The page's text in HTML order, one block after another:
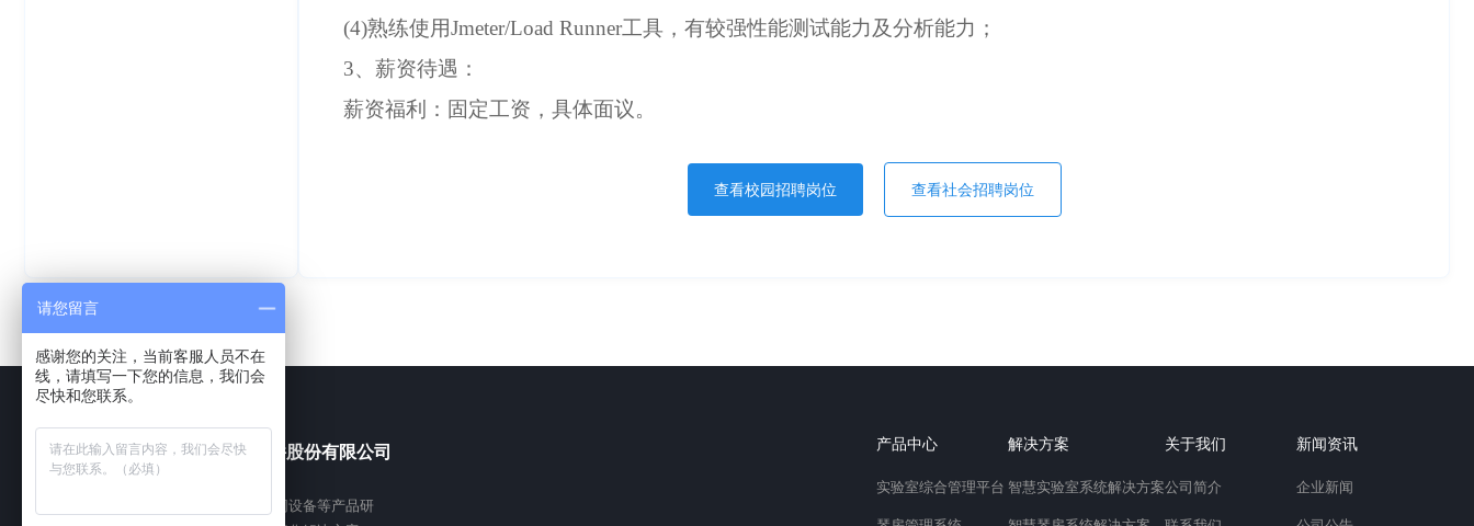
(4)熟练使用Jmeter/Load Runner工具，有较强性能测试能力及分析能力；
3、薪资待遇：
薪资福利：固定工资，具体面议。
查看校园招聘岗位 查看社会招聘岗位
福建依时利软件股份有限公司
专注于智慧实验室、智慧琴房、物联网设备等产品研
产品中心
实验室综合管理平台
解决方案
智慧实验室系统解决方案
关于我们
公司简介
新闻资讯
企业新闻
请您留言
感谢您的关注，当前客服人员不在
线，请填写一下您的信息，我们会
尽快和您联系。